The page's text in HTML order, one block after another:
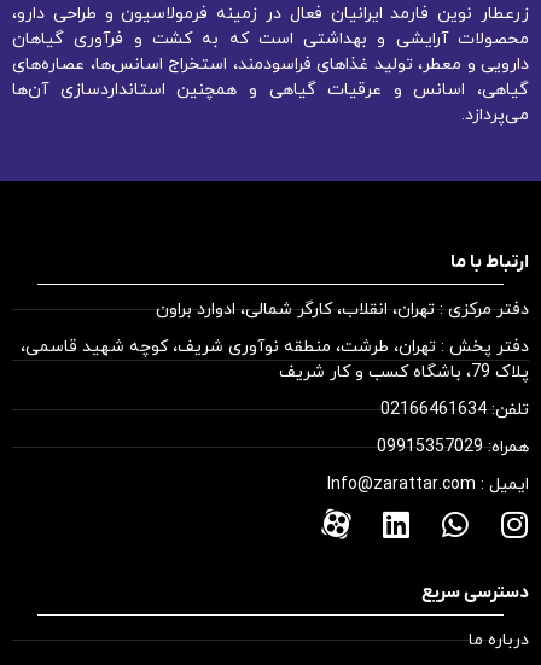
زرعطار نوین فارمد ایرانیان فعال در زمینه فرمولاسیون و طراحی دارو،
محصولات آرایشی و بهداشتی است که به کشت و فرآوری گیاهان
دارویی و معطر، تولید غذاهای فراسودمند، استخراج اسانس‌ها، عصاره‌های
گیاهی، اسانس و عرقیات گیاهی و همچنین استانداردسازی آن‌ها
می‌پردازد.
ارتباط با ما
دفتر مرکزی : تهران، انقلاب، کارگر شمالی، ادوارد براون
دفتر پخش : تهران، طرشت، منطقه نوآوری شریف، کوچه شهید قاسمی،
پلاک 79، باشگاه کسب و کار شریف
تلفن: 02166461634
همراه: 09915357029
ایمیل : Info@zarattar.com
دسترسی سریع
درباره ما